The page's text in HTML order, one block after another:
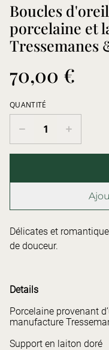
Boucles
porcelaine et
Tressemanes
70,00 €
QUANTITÉ
Délicates et
de douceur.
Details
Porcelaine provenant
manufacture
Support en laiton doré